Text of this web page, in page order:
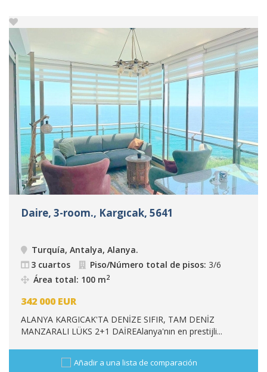
Daire, 3-room., Kargıcak, 5641
Turquía, Antalya, Alanya.
3 cuartos
Piso/Número total de pisos: 3/6
Área total: 100 m2
342 000 EUR
ALANYA KARGICAK'TA DENİZE SIFIR, TAM DENİZ
MANZARALI LÜKS 2+1 DAİREAlanya'nın en prestijli...
Añadir a una lista de comparación